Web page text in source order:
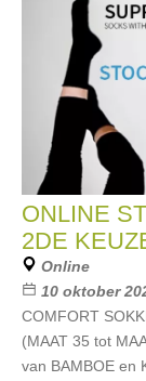
ONLINE
2DE
Online
10 oktober
COMFORT
(MAAT 35 tot
van BAMBOE en